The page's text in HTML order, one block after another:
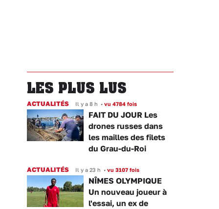
LES PLUS LUS
ACTUALITÉS Il y a 8 h • vu 4784 fois
FAIT DU JOUR Les
drones russes dans
les mailles des filets
du Grau-du-Roi
ACTUALITÉS Il y a 23 h • vu 3107 fois
NÎMES OLYMPIQUE
Un nouveau joueur à
l'essai, un ex de